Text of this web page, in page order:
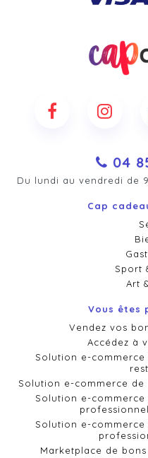
04
Du lundi au vendredi de
Cap
Sport
Art
Vous êtes
Vendez vos
Accédez à
Solution e-
Solution e-commerce
Solution e-
Solution e-
Marketplace de